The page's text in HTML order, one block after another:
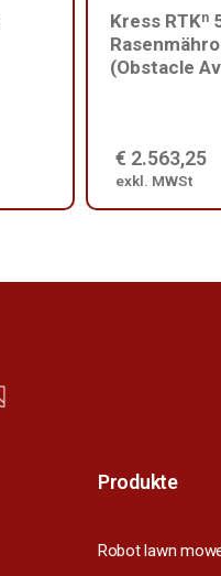
Kress RTKⁿ
(Obstacle
€ 2.563,25
exkl. MWSt
Produkte
Robot lawn